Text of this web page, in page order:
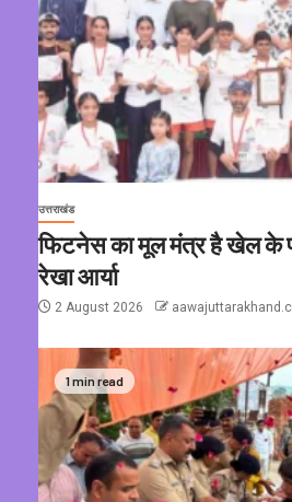
उत्तराखंड
फिटनेस का मूल मंत्र है खेल के
रेखा आर्या
2 August 2026
1 min read